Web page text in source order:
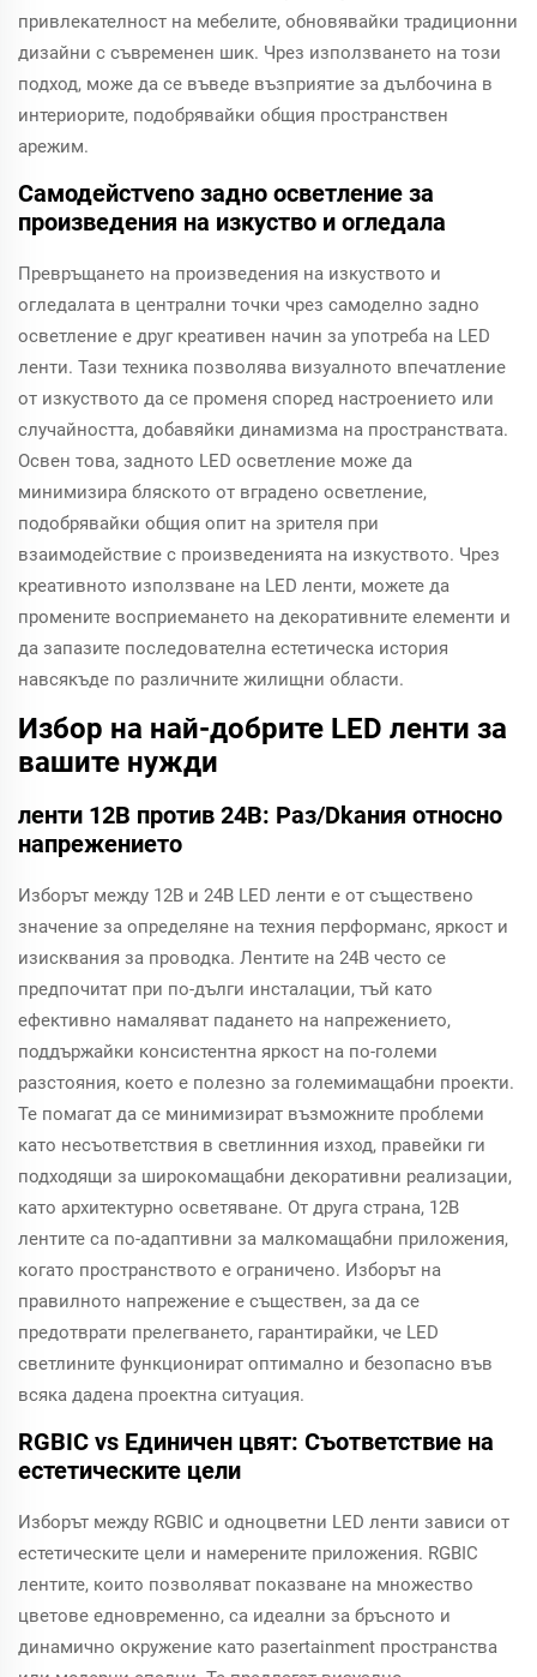
привлекателност на мебелите, обновявайки традиционни
дизайни с съвременен шик. Чрез използването на този
подход, може да се въведе възприятие за дълбочина в
интериорите, подобрявайки общия пространствен
арежим.
Самодейстvenо задно осветление за
произведения на изкуство и огледала
Превръщането на произведения на изкуството и
огледалата в централни точки чрез самоделно задно
осветление е друг креативен начин за употреба на LED
ленти. Тази техника позволява визуалното впечатление
от изкуството да се променя според настроението или
случайността, добавяйки динамизма на пространствата.
Освен това, задното LED осветление може да
минимизира бляското от вградено осветление,
подобрявайки общия опит на зрителя при
взаимодействие с произведенията на изкуството. Чрез
креативното използване на LED ленти, можете да
промените восприемането на декоративните елементи и
да запазите последователна естетическа история
навсякъде по различните жилищни области.
Избор на най-добрите LED ленти за
вашите нужди
ленти 12В против 24В: Раз/Dkания относно
напрежението
Изборът между 12В и 24В LED ленти е от съществено
значение за определяне на техния перформанс, яркост и
изисквания за проводка. Лентите на 24В често се
предпочитат при по-дълги инсталации, тъй като
ефективно намаляват падането на напрежението,
поддържайки консистентна яркост на по-големи
разстояния, което е полезно за големимащабни проекти.
Те помагат да се минимизират възможните проблеми
като несъответствия в светлинния изход, правейки ги
подходящи за широкомащабни декоративни реализации,
като архитектурно осветяване. От друга страна, 12В
лентите са по-адаптивни за малкомащабни приложения,
когато пространството е ограничено. Изборът на
правилното напрежение е съществен, за да се
предотврати прелегването, гарантирайки, че LED
светлините функционират оптимално и безопасно във
всяка дадена проектна ситуация.
RGBIC vs Единичен цвят: Съответствие на
естетическите цели
Изборът между RGBIC и одноцветни LED ленти зависи от
естетическите цели и намерените приложения. RGBIC
лентите, които позволяват показване на множество
цветове едновременно, са идеални за бръсното и
динамично окружение като разertainment пространства